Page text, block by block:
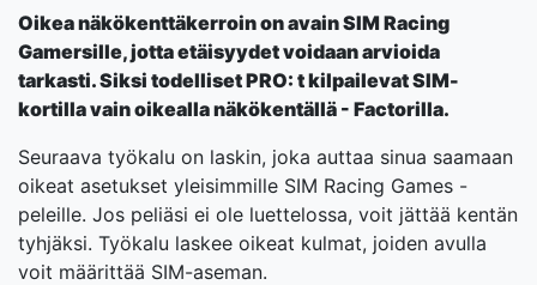
Oikea näkökenttäkerroin on avain SIM Racing
Gamersille, jotta etäisyydet voidaan arvioida
tarkasti. Siksi todelliset PRO: t kilpailevat SIM-
kortilla vain oikealla näkökentällä - Factorilla.
Seuraava työkalu on laskin, joka auttaa sinua saamaan
oikeat asetukset yleisimmille SIM Racing Games -
peleille. Jos peliäsi ei ole luettelossa, voit jättää kentän
tyhjäksi. Työkalu laskee oikeat kulmat, joiden avulla
voit määrittää SIM-aseman.